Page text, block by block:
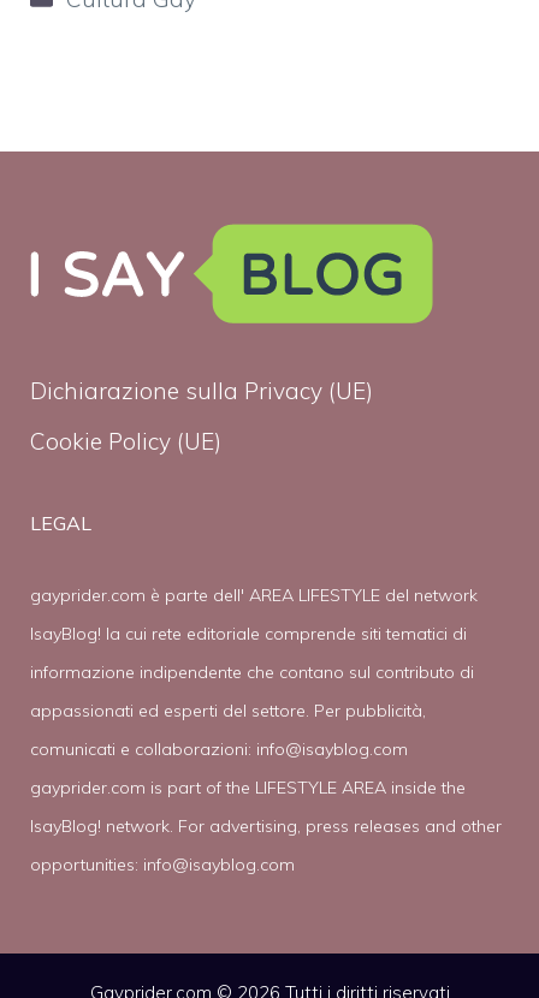
Dichiarazione sulla Privacy (UE)
Cookie Policy (UE)
LEGAL
gayprider.com è parte dell' AREA LIFESTYLE del network
IsayBlog! la cui rete editoriale comprende siti tematici di
informazione indipendente che contano sul contributo di
appassionati ed esperti del settore. Per pubblicità,
comunicati e collaborazioni: info@isayblog.com
gayprider.com is part of the LIFESTYLE AREA inside the
IsayBlog! network. For advertising, press releases and other
opportunities: info@isayblog.com
Gayprider.com © 2026 Tutti i diritti riservati